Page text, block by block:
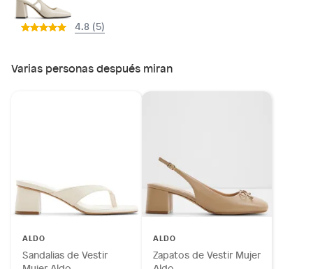
n
4.8 (5)
Varias personas después miran
ALDO
Sandalias de Vestir
ALDO
Zapatos de Vestir Mujer